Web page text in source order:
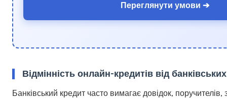
Переглянути умови ➔
Відмінність онлайн-кредитів від
Банківський кредит часто вимагає довідок, поручителів,